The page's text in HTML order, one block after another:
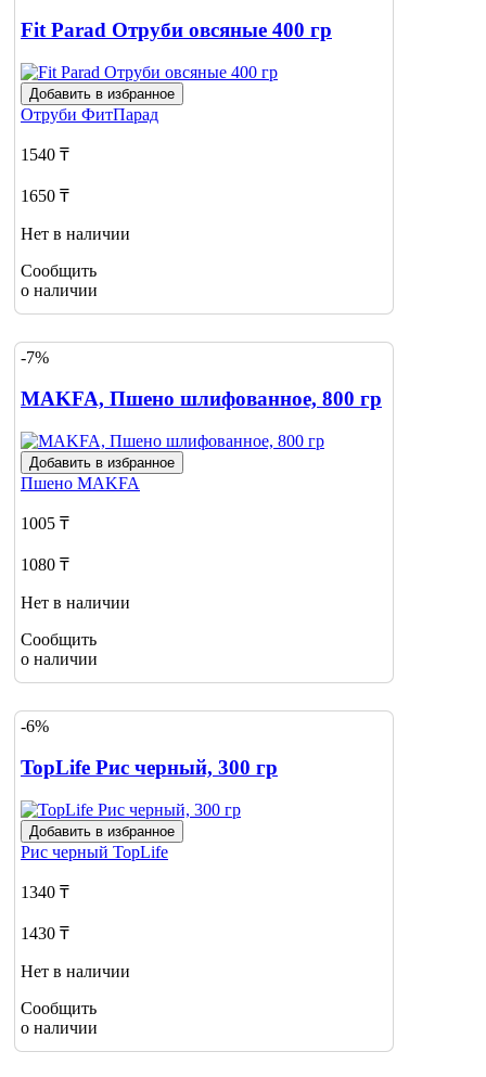
Fit Parad Отруби овсяные 400 гр
Добавить в избранное
Отруби ФитПарад
1540 ₸
1650 ₸
Нет в наличии
Сообщить
о наличии
-7%
MAKFA, Пшено шлифованное, 800 гр
Добавить в избранное
Пшено MAKFA
1005 ₸
1080 ₸
Нет в наличии
Сообщить
о наличии
-6%
TopLife Рис черный, 300 гр
Добавить в избранное
Рис черный TopLife
1340 ₸
1430 ₸
Нет в наличии
Сообщить
о наличии